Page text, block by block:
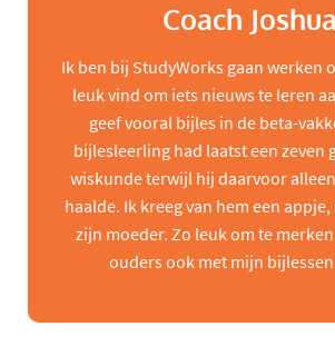
Coach Joshua
Ik ben bij StudyWorks gaan werken
leuk vind om iets nieuws te leren
geef vooral bijles in de beta-
bijlesleerling had laatst een zeven
wiskunde terwijl hij daarvoor
haalde. Ik kreeg van hem een
zijn moeder. Zo leuk om te
ouders ook met mijn